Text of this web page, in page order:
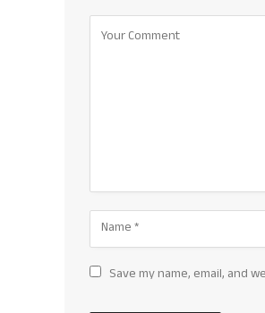
Save my name, email, and